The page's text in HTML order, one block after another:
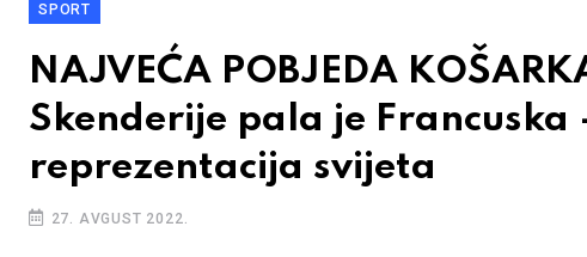
SPORT
NAJVEĆA POBJEDA
Skenderije pala je
reprezentacija svijeta
27. AVGUST 2022.